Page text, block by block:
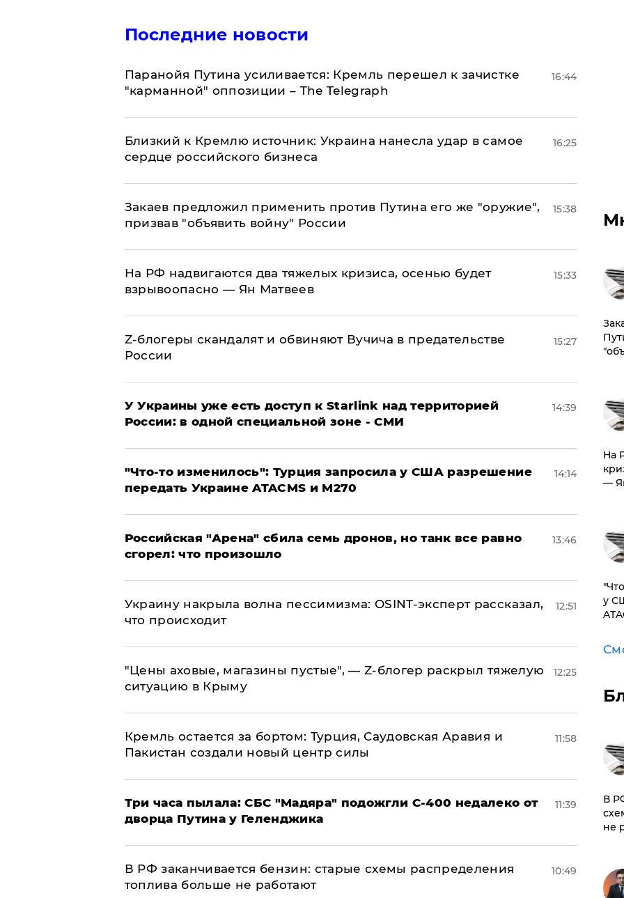
Последние новости
Паранойя Путина усиливается: Кремль перешел к зачистке
"карманной" оппозиции – The Telegraph
16:44
Близкий к Кремлю источник: Украина нанесла удар в самое
сердце российского бизнеса
16:25
Закаев предложил применить против Путина его же "оружие",
призвав "объявить войну" России
15:38
На РФ надвигаются два тяжелых кризиса, осенью будет
взрывоопасно — Ян Матвеев
15:33
Z-блогеры скандалят и обвиняют Вучича в предательстве
России
15:27
У Украины уже есть доступ к Starlink над территорией
России: в одной специальной зоне - СМИ
14:39
​"Что-то изменилось": Турция запросила у США разрешение
передать Украине ATACMS и M270
14:14
​Российская "Арена" сбила семь дронов, но танк все равно
сгорел: что произошло
13:46
​Украину накрыла волна пессимизма: OSINT-эксперт рассказал,
что происходит
12:51
​"Цены аховые, магазины пустые", — Z-блогер раскрыл тяжелую
ситуацию в Крыму
12:25
​Кремль остается за бортом: Турция, Саудовская Аравия и
Пакистан создали новый центр силы
11:58
Три часа пылала: СБС "Мадяра" подожгли С-400 недалеко от
дворца Путина у Геленджика
11:39
​В РФ заканчивается бензин: старые схемы распределения
топлива больше не работают
10:49
На
—
у
​В
не